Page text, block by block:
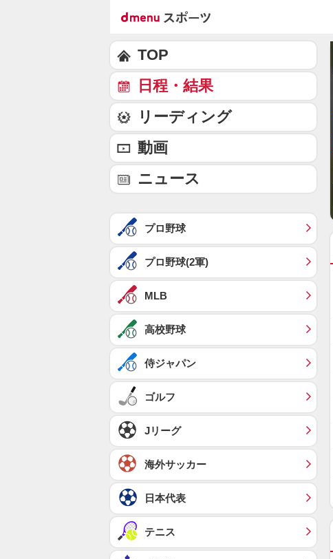
TOP
日程・結果
リーディング
動画
ニュース
プロ野球
プロ野球(2軍)
MLB
高校野球
侍ジャパン
ゴルフ
Jリーグ
海外サッカー
日本代表
テニス